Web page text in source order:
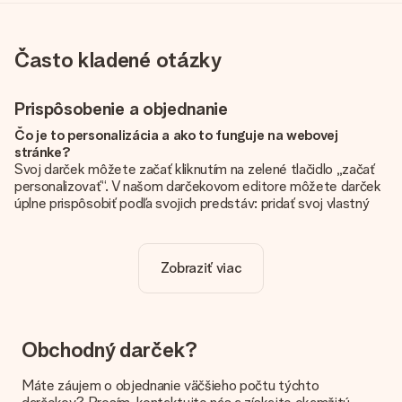
Často kladené otázky
Prispôsobenie a objednanie
Čo je to personalizácia a ako to funguje na webovej
stránke?
Svoj darček môžete začať kliknutím na zelené tlačidlo „začať
personalizovať“. V našom darčekovom editore môžete darček
úplne prispôsobiť podľa svojich predstáv: pridať svoj vlastný
Je personalizácia zahrnutá v cene?
Cena uvedená na webovej stránke zahŕňa personalizáciu Vášho
Ako zistím, či má môj obrázok správnu kvalitu?
Chceme sa uistiť, že ste so svojím darčekom úplne spokojní.
ste istí kvalitou obrázka, kontaktujte náš tím služieb
Zobraziť viac
Obchodný darček?
Máte záujem o objednanie väčšieho počtu týchto